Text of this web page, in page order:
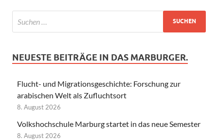
NEUESTE BEITRÄGE IN DAS MARBURGER.
Flucht- und Migrationsgeschichte: Forschung zur
arabischen Welt als Zufluchtsort
8. August 2026
Volkshochschule Marburg startet in das neue Semester
8. August 2026